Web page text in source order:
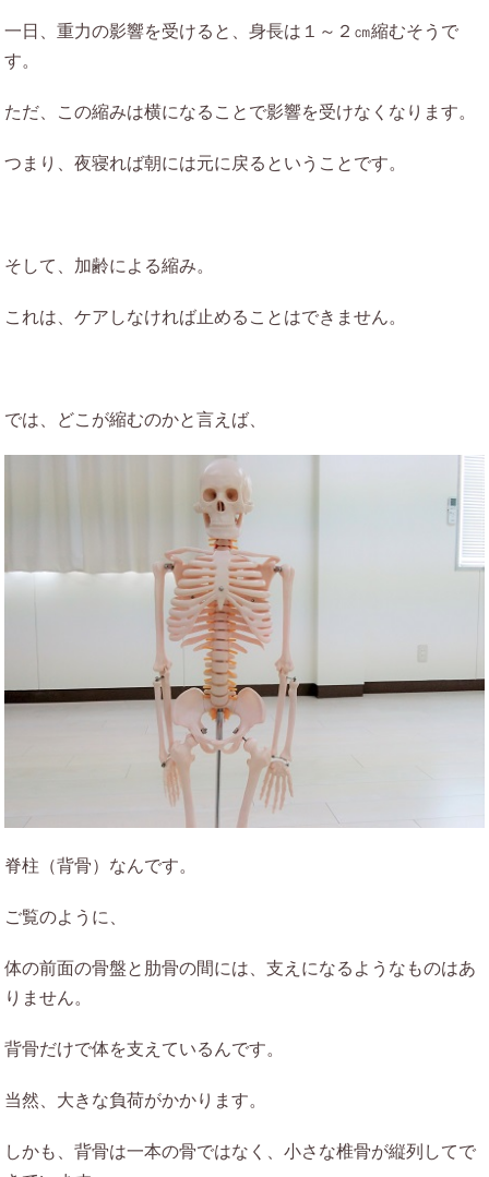
一日、重力の影響を受けると、身長は１～２㎝縮むそうで
す。
ただ、この縮みは横になることで影響を受けなくなります。
つまり、夜寝れば朝には元に戻るということです。
そして、加齢による縮み。
これは、ケアしなければ止めることはできません。
では、どこが縮むのかと言えば、
脊柱（背骨）なんです。
ご覧のように、
体の前面の骨盤と肋骨の間には、支えになるようなものはあ
りません。
背骨だけで体を支えているんです。
当然、大きな負荷がかかります。
しかも、背骨は一本の骨ではなく、小さな椎骨が縦列してで